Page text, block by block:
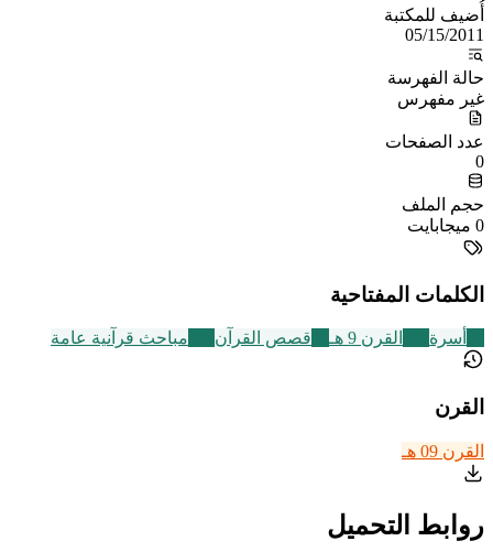
أُضيف للمكتبة
05/15/2011
حالة الفهرسة
غير مفهرس
عدد الصفحات
0
حجم الملف
0 ميجابايت
الكلمات المفتاحية
أسرة القرن 9 هـ قصص القرآن مباحث قرآنية عامة
القرن
القرن 09 هـ
روابط التحميل